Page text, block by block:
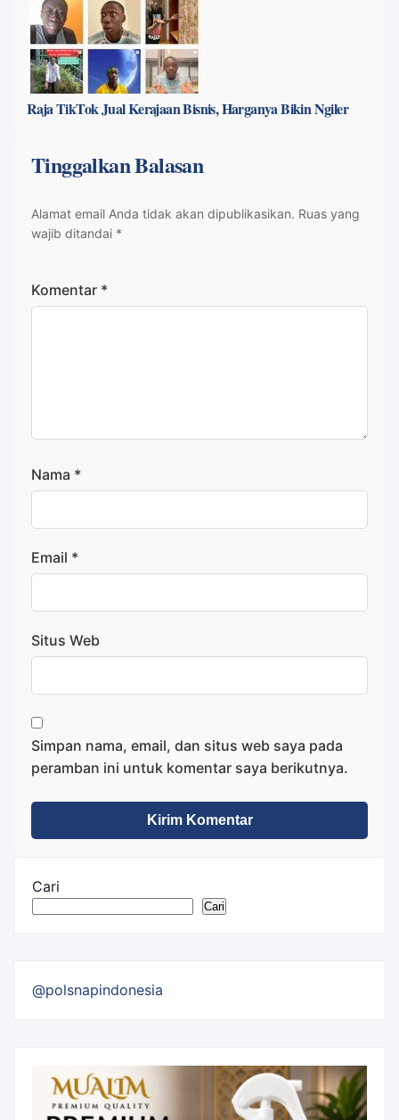
Raja TikTok Jual Kerajaan Bisnis, Harganya Bikin Ngiler
Tinggalkan Balasan
Alamat email Anda tidak akan dipublikasikan. Ruas yang
wajib ditandai *
Komentar *
Nama *
Email *
Situs Web
Simpan nama, email, dan situs web saya pada
peramban ini untuk komentar saya berikutnya.
Cari
Cari
@polsnapindonesia